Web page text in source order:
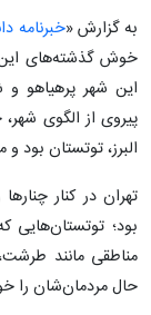
به گزارش «خبرنامه
این شهر پرهیاهو
پیروی از الگوی
البرز، توتستان
تهران در کنار
بود؛ توتستان‌هایی
مناطقی مانند
حال مردمان‌شان را